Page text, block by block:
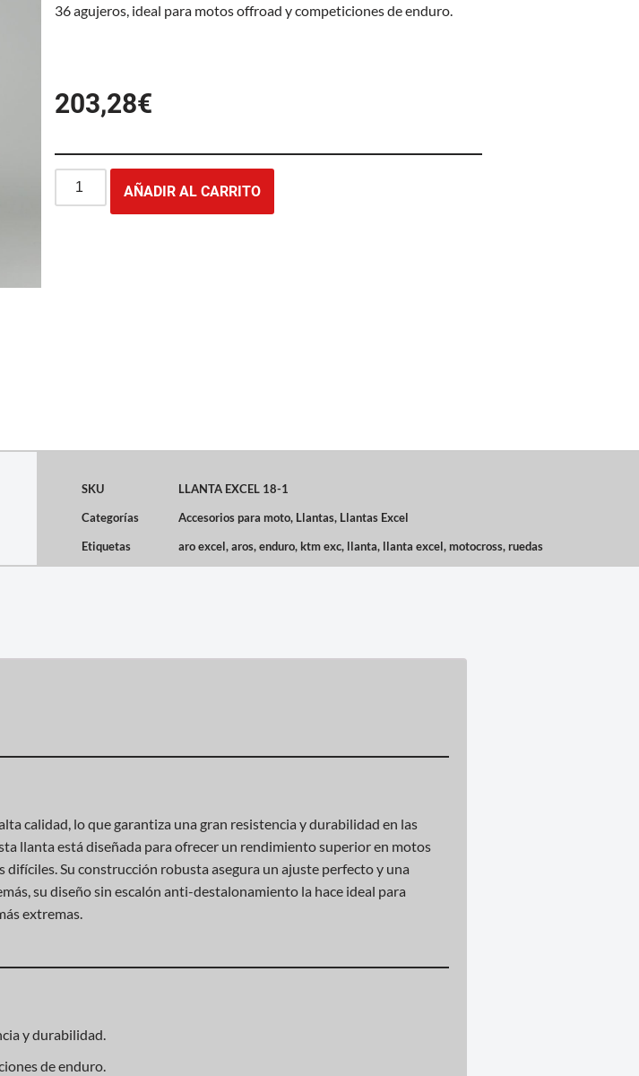
36 agujeros, ideal para motos offroad y competiciones de enduro.
203,28€
AÑADIR AL CARRITO
SKU
LLANTA EXCEL 18-1
Categorías
Accesorios para moto, Llantas, Llantas Excel
Etiquetas
aro excel,aros,enduro, ktm exc, llanta, llanta excel,motocross,ruedas
calidad, lo que garantiza una gran resistencia y durabilidad en las
llanta está diseñada para ofrecer un rendimiento superior en motos
Su construcción robusta asegura un ajuste perfecto y una
su diseño sin escalón anti-destalonamiento la hace ideal para
extremas.
y durabilidad.
de enduro.